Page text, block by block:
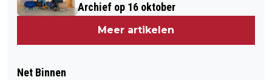
Archief op 16 oktober
Meer artikelen
Net Binnen